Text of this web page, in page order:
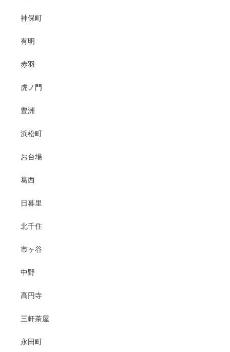
神保町
有明
赤羽
虎ノ門
豊洲
浜松町
お台場
葛西
日暮里
北千住
市ヶ谷
中野
高円寺
三軒茶屋
永田町